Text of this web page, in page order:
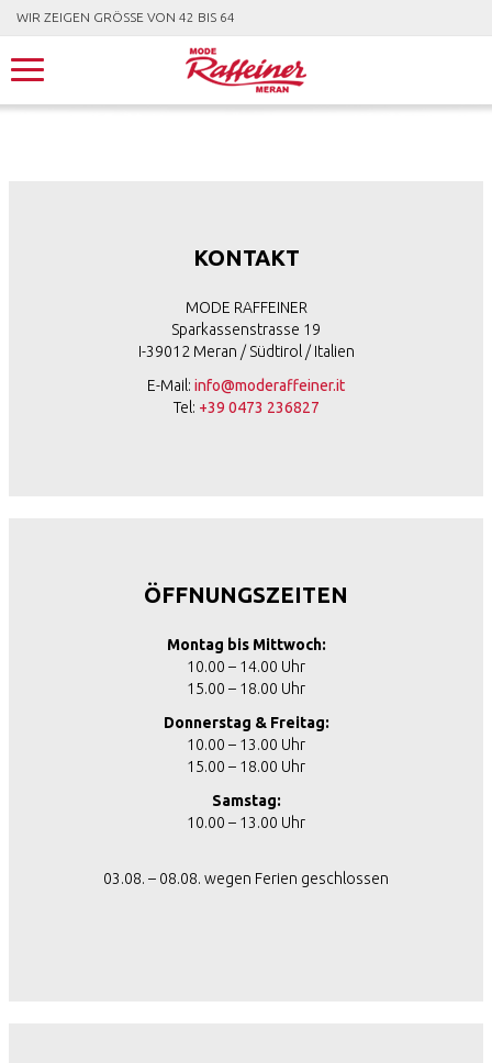
KONTAKT
MODE RAFFEINER
Sparkassenstrasse 19
I-39012 Meran / Südtirol / Italien
E-Mail: info@moderaffeiner.it
Tel: +39 0473 236827
ÖFFNUNGSZEITEN
Montag bis Mittwoch:
10.00 – 14.00 Uhr
15.00 – 18.00 Uhr
Donnerstag & Freitag:
10.00 – 13.00 Uhr
15.00 – 18.00 Uhr
Samstag:
10.00 – 13.00 Uhr
03.08. – 08.08. wegen Ferien geschlossen
WIR ZEIGEN GRÖSSE VON 42 BIS 64